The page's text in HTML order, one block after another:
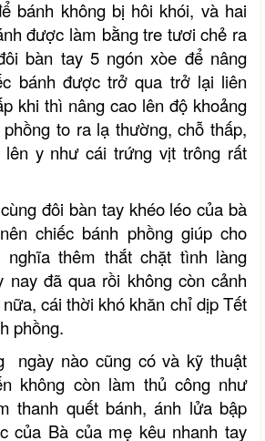
bánh không bị hôi khói, và hai
được làm bằng tre tươi chẻ ra
bàn tay 5 ngón xòe để nâng
bánh được trở qua trở lại liên
khi thì nâng cao lên độ khoảng
to ra lạ thường, chỗ thấp,
y như cái trứng vịt trông rất
đôi bàn tay khéo léo của bà
chiếc bánh phồng giúp cho
thêm thắt chặt tình làng
nay đã qua rồi không còn cảnh
cái thời khó khăn chỉ dịp Tết
phồng.
ngày nào cũng có và kỹ thuật
không còn làm thủ công như
thanh quết bánh, ánh lửa bập
của Bà của mẹ kêu nhanh tay